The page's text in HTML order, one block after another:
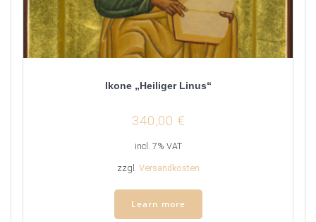
Ikone „Heiliger Linus“
340,00 €
incl. 7% VAT
zzgl. Versandkosten
Learn more